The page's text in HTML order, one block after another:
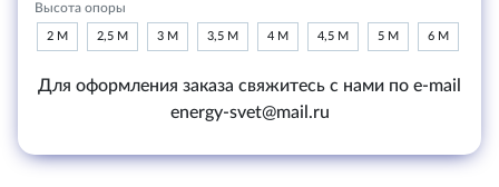
Высота опоры
2 М 2,5 М 3 М 3,5 М 4 М 4,5 М 5 М 6 М
Для оформления заказа свяжитесь с нами по e-mail
energy-svet@mail.ru